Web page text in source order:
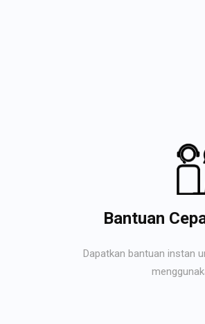
Bantuan
Dapatkan bantuan instan